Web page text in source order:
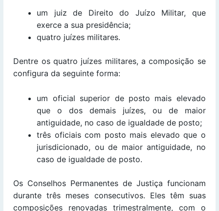
um juiz de Direito do Juízo Militar, que
exerce a sua presidência;
quatro juízes militares.
Dentre os quatro juízes militares, a composição se
configura da seguinte forma:
um oficial superior de posto mais elevado
que o dos demais juízes, ou de maior
antiguidade, no caso de igualdade de posto;
três oficiais com posto mais elevado que o
jurisdicionado, ou de maior antiguidade, no
caso de igualdade de posto.
Os Conselhos Permanentes de Justiça funcionam
durante três meses consecutivos. Eles têm suas
composições renovadas trimestralmente, com o